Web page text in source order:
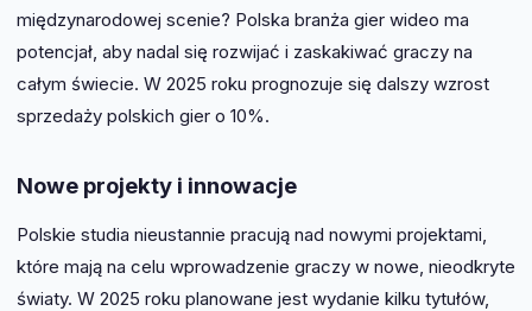
międzynarodowej scenie? Polska branża gier wideo ma
potencjał, aby nadal się rozwijać i zaskakiwać graczy na
całym świecie. W 2025 roku prognozuje się dalszy wzrost
sprzedaży polskich gier o 10%.
Nowe projekty i innowacje
Polskie studia nieustannie pracują nad nowymi projektami,
które mają na celu wprowadzenie graczy w nowe, nieodkryte
światy. W 2025 roku planowane jest wydanie kilku tytułów,